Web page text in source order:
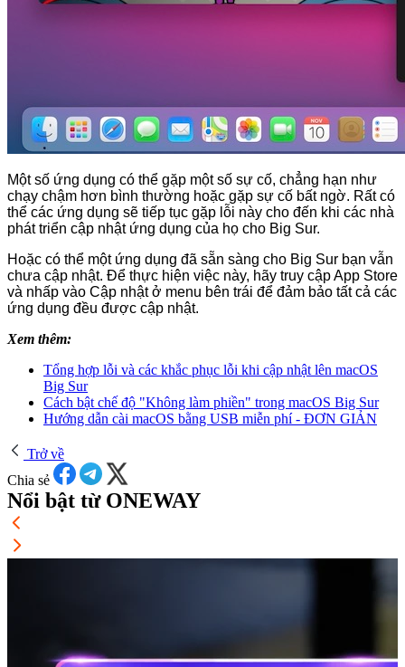
Một số ứng dụng có thể gặp một số sự cố, chẳng hạn như
chạy chậm hơn bình thường hoặc gặp sự cố bất ngờ. Rất có
thể các ứng dụng sẽ tiếp tục gặp lỗi này cho đến khi các nhà
phát triển cập nhật ứng dụng của họ cho Big Sur.
Hoặc có thể một ứng dụng đã sẵn sàng cho Big Sur bạn vẫn
chưa cập nhật. Để thực hiện việc này, hãy truy cập App Store
và nhấp vào Cập nhật ở menu bên trái để đảm bảo tất cả các
ứng dụng đều được cập nhật.
Xem thêm:
Tổng hợp lỗi và các khắc phục lỗi khi cập nhật lên macOS
Big Sur
Cách bật chế độ "Không làm phiền" trong macOS Big Sur
Hướng dẫn cài macOS bằng USB miễn phí - ĐƠN GIẢN
Trở về
Chia sẻ
Nổi bật từ ONEWAY